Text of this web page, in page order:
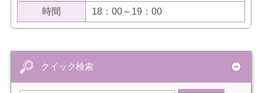
時間 18：00～19：00
クイック検索